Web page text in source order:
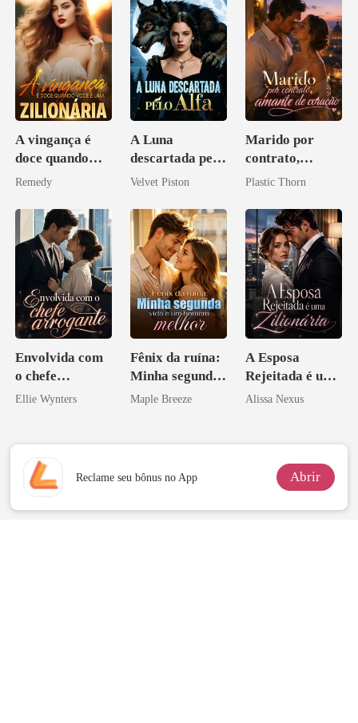
A vingança é
doce quando
você é uma
Remedy
A Luna
descartada pelo
Alfa
Velvet Piston
Marido por
contrato,
amante de
Plastic Thorn
Envolvida com
o chefe
arrogante
Ellie Wynters
Fênix da ruína:
Minha segunda
vida e um
Maple Breeze
A Esposa
Rejeitada é uma
Zilionária
Alissa Nexus
Reclame seu bônus no App Abrir